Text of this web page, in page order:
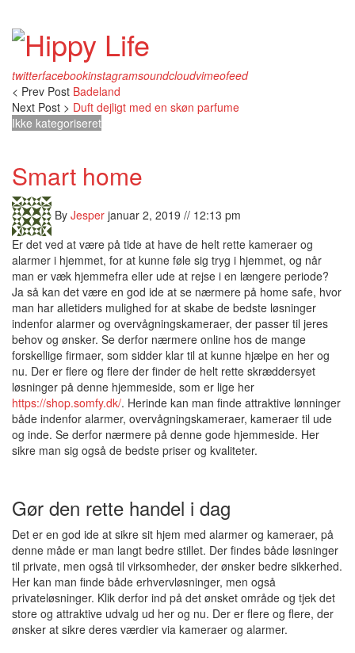
twitterfacebookinstagramsoundcloudvimeofeed
< Prev Post Badeland
Next Post > Duft dejligt med en skøn parfume
Ikke kategoriseret
Smart home
By Jesper januar 2, 2019 // 12:13 pm
Er det ved at være på tide at have de helt rette kameraer og
alarmer i hjemmet, for at kunne føle sig tryg i hjemmet, og når
man er væk hjemmefra eller ude at rejse i en længere periode?
Ja så kan det være en god ide at se nærmere på home safe, hvor
man har alletiders mulighed for at skabe de bedste løsninger
indenfor alarmer og overvågningskameraer, der passer til jeres
behov og ønsker. Se derfor nærmere online hos de mange
forskellige firmaer, som sidder klar til at kunne hjælpe en her og
nu. Der er flere og flere der finder de helt rette skræddersyet
løsninger på denne hjemmeside, som er lige her
https://shop.somfy.dk/. Herinde kan man finde attraktive lønninger
både indenfor alarmer, overvågningskameraer, kameraer til ude
og inde. Se derfor nærmere på denne gode hjemmeside. Her
sikre man sig også de bedste priser og kvaliteter.
Gør den rette handel i dag
Det er en god ide at sikre sit hjem med alarmer og kameraer, på
denne måde er man langt bedre stillet. Der findes både løsninger
til private, men også til virksomheder, der ønsker bedre sikkerhed.
Her kan man finde både erhvervløsninger, men også
privateløsninger. Klik derfor ind på det ønsket område og tjek det
store og attraktive udvalg ud her og nu. Der er flere og flere, der
ønsker at sikre deres værdier via kameraer og alarmer.